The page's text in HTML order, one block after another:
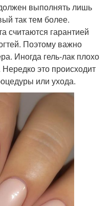
выполнять лишь
так тем более.
считаются гарантией
Поэтому важно
Иногда гель-лак плохо
это происходит
или ухода.